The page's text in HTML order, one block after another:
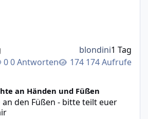
0 Antworten 174 Aufrufe
blondini1 Tag
an Händen und Füßen
an den Füßen - bitte teilt euer